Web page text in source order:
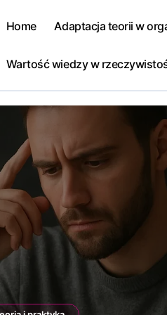
Home Adaptacja teorii w
Wartość wiedzy w